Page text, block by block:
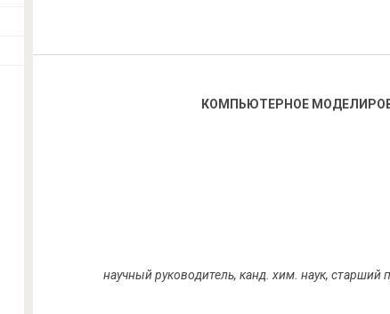
КОМПЬЮТЕРНОЕ
научный руководитель, канд. хим. наук, старший